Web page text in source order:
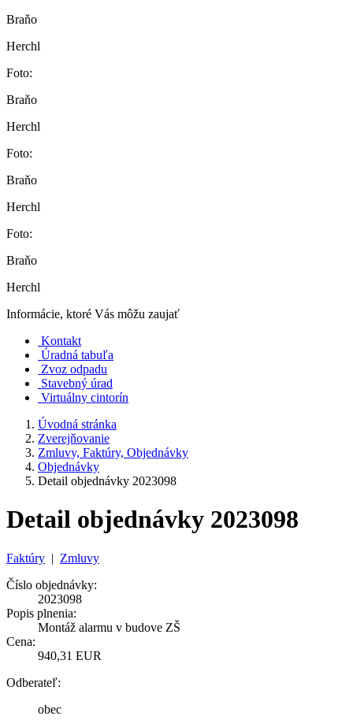
Braňo
Herchl
Foto:
Braňo
Herchl
Foto:
Braňo
Herchl
Foto:
Braňo
Herchl
Informácie, ktoré Vás môžu zaujať
Kontakt
Úradná tabuľa
Zvoz odpadu
Stavebný úrad
Virtuálny cintorín
Úvodná stránka
Zverejňovanie
Zmluvy, Faktúry, Objednávky
Objednávky
Detail objednávky 2023098
Detail objednávky 2023098
Faktúry | Zmluvy
Číslo objednávky:
2023098
Popis plnenia:
Montáž alarmu v budove ZŠ
Cena:
940,31 EUR
Odberateľ:
obec